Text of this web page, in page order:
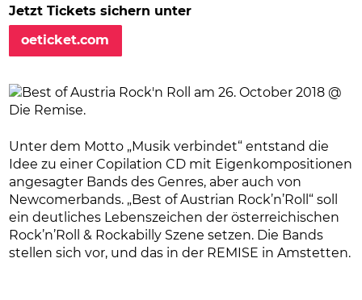
Jetzt Tickets sichern unter
oeticket.com
Unter dem Motto „Musik verbindet“ entstand die
Idee zu einer Copilation CD mit Eigenkompositionen
angesagter Bands des Genres, aber auch von
Newcomerbands. „Best of Austrian Rock’n’Roll“ soll
ein deutliches Lebenszeichen der österreichischen
Rock’n’Roll & Rockabilly Szene setzen. Die Bands
stellen sich vor, und das in der REMISE in Amstetten.